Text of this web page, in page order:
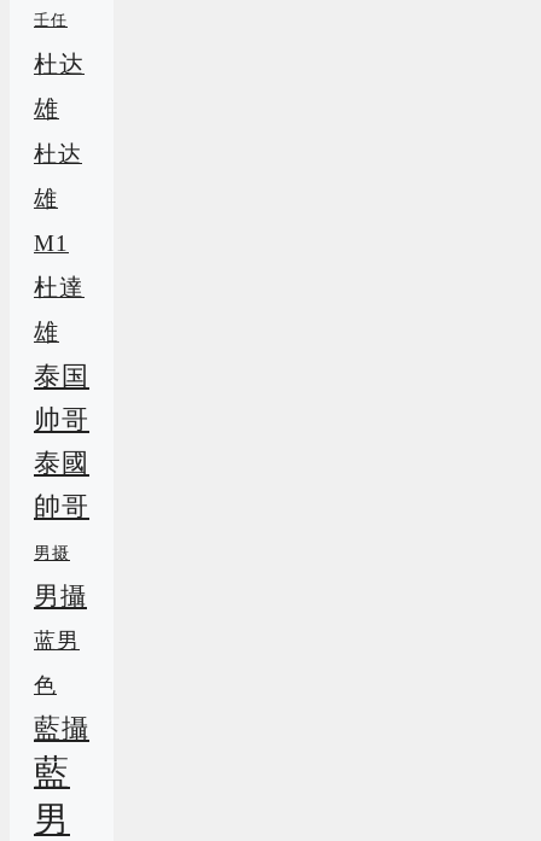
壬任
杜达
雄
杜达
雄
M1
杜達
雄
泰国
帅哥
泰國
帥哥
男摄
男攝
蓝男
色
藍攝
藍
男